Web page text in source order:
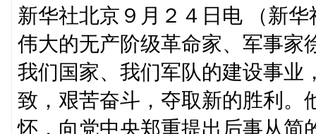
新华社北京９月２４日电 （新
伟大的无产阶级革命家、军事家
我们国家、我们军队的建设事业
致，艰苦奋斗，夺取新的胜利。
怀，向党中央郑重提出后事从简